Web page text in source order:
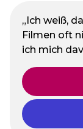
„Ich weiß,
Filmen oft
ich mich